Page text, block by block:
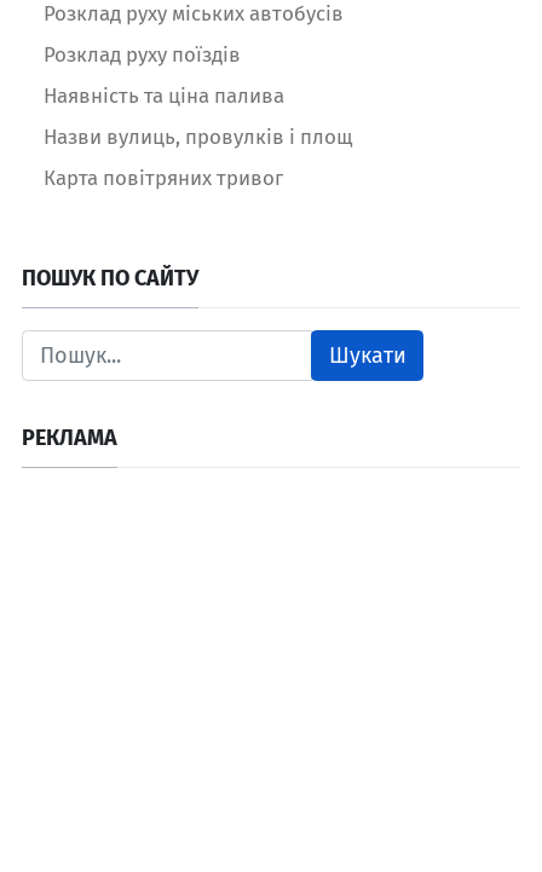
Розклад руху міських автобусів
Розклад руху поїздів
Наявність та ціна палива
Назви вулиць, провулків і площ
Карта повітряних тривог
ПОШУК ПО САЙТУ
Шукати
РЕКЛАМА